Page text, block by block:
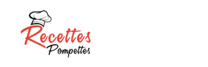
contenu